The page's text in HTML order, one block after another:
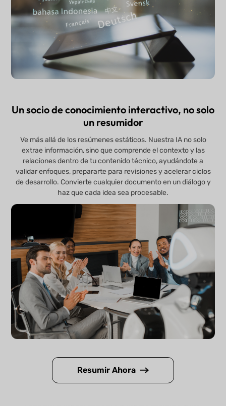
Un socio de conocimiento interactivo, no solo
un resumidor
Ve más allá de los resúmenes estáticos. Nuestra IA no solo
extrae información, sino que comprende el contexto y las
relaciones dentro de tu contenido técnico, ayudándote a
validar enfoques, prepararte para revisiones y acelerar ciclos
de desarrollo. Convierte cualquier documento en un diálogo y
haz que cada idea sea procesable.
Resumir Ahora